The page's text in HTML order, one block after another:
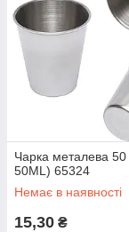
Чарка металева
50ML) 65324
Немає в наявності
15,30 ₴